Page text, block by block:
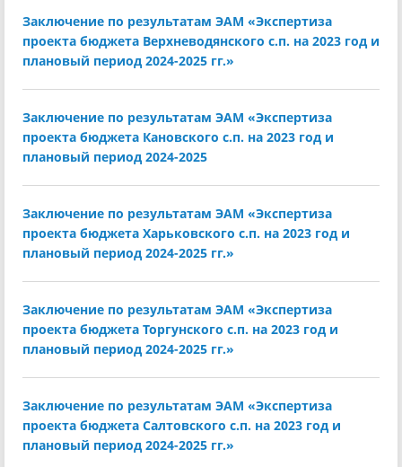
Заключение по результатам ЭАМ «Экспертиза
проекта бюджета Верхневодянского с.п. на 2023 год и
плановый период 2024-2025 гг.»
Заключение по результатам ЭАМ «Экспертиза
проекта бюджета Кановского с.п. на 2023 год и
плановый период 2024-2025
Заключение по результатам ЭАМ «Экспертиза
проекта бюджета Харьковского с.п. на 2023 год и
плановый период 2024-2025 гг.»
Заключение по результатам ЭАМ «Экспертиза
проекта бюджета Торгунского с.п. на 2023 год и
плановый период 2024-2025 гг.»
Заключение по результатам ЭАМ «Экспертиза
проекта бюджета Салтовского с.п. на 2023 год и
плановый период 2024-2025 гг.»